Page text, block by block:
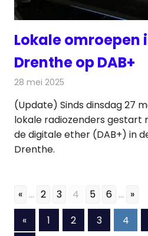
Lokale omroepen
Drenthe op DAB+
28 mei 2025
(Update) Sinds dinsdag 27
lokale radiozenders gestart
de digitale ether (DAB+) in
Drenthe.
« ... 2 3 4 5 6 ... »
Berichten
«Vorige1 2 3 4